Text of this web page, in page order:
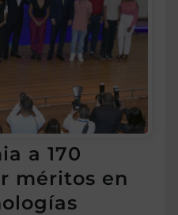
a 170
méritos en